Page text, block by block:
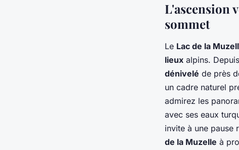
L'ascension
sommet
Le Lac de la
lieux alpins. Depuis
dénivelé de près
un cadre naturel
admirez les
avec ses eaux
invite à une pause
de la Muzelle à